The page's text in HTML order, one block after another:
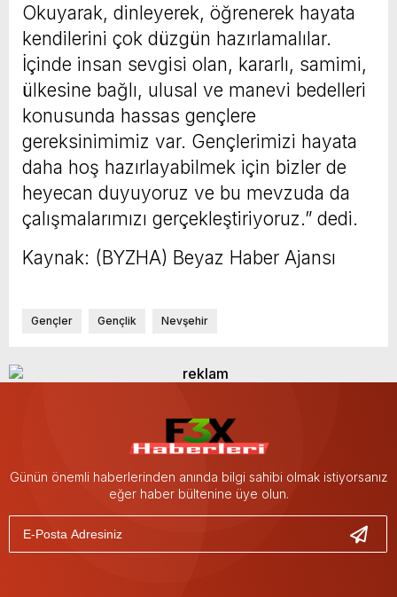
Okuyarak, dinleyerek, öğrenerek hayata
kendilerini çok düzgün hazırlamalılar.
İçinde insan sevgisi olan, kararlı, samimi,
ülkesine bağlı, ulusal ve manevi bedelleri
konusunda hassas gençlere
gereksinimimiz var. Gençlerimizi hayata
daha hoş hazırlayabilmek için bizler de
heyecan duyuyoruz ve bu mevzuda da
çalışmalarımızı gerçekleştiriyoruz.” dedi.
Kaynak: (BYZHA) Beyaz Haber Ajansı
Gençler Gençlik Nevşehir
Günün önemli haberlerinden anında bilgi sahibi olmak istiyorsanız
eğer haber bültenine üye olun.